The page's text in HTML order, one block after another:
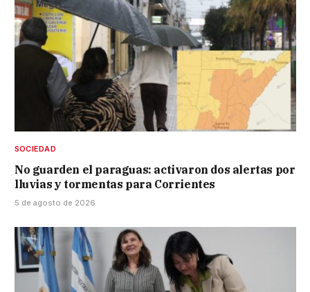
SOCIEDAD
No guarden el paraguas: activaron dos alertas por
lluvias y tormentas para Corrientes
5 de agosto de 2026